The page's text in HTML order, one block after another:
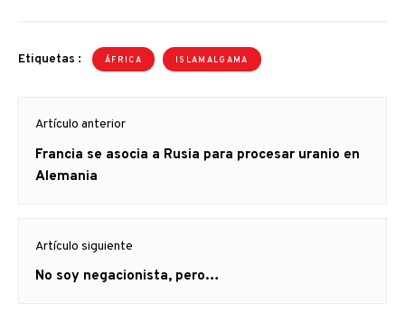
Etiquetas : ÁFRICA ISLAMALGAMA
de
entradas
Artículo anterior
Artículo
anterior
Francia se asocia a Rusia para procesar uranio en
Alemania
Artículo siguiente
Artículo
No soy negacionista, pero…